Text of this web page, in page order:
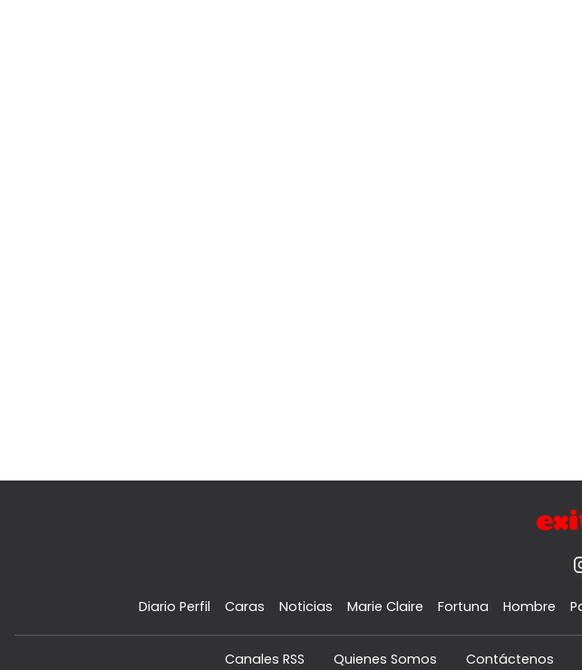
Diario Perfil Caras Noticias Marie Claire Fortuna Hombre
Canales RSS Quienes Somos Contáctenos